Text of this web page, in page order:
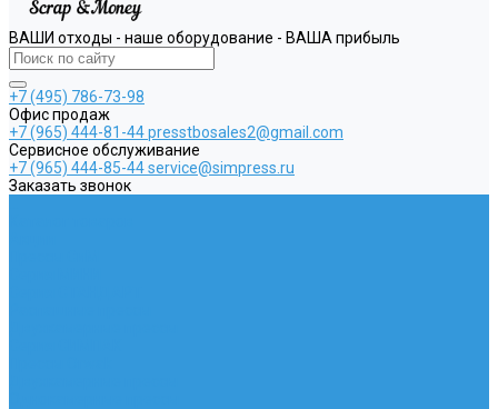
ВАШИ отходы - наше оборудование - ВАША прибыль
+7 (495) 786-73-98
Офис продаж
+7 (965) 444-81-44presstbosales2@gmail.com
Сервисное обслуживание
+7 (965) 444-85-44service@simpress.ru
Заказать звонок